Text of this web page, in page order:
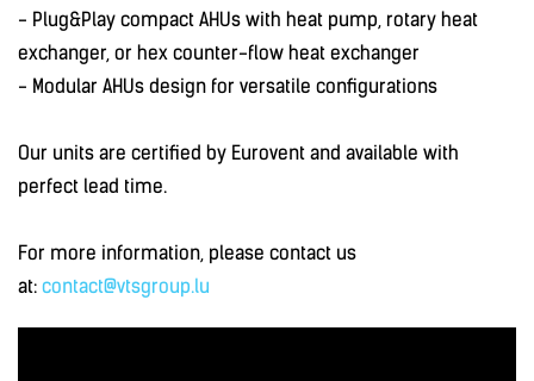
- Plug&Play compact AHUs with heat pump, rotary heat
exchanger, or hex counter-flow heat exchanger
- Modular AHUs design for versatile configurations
Our units are certified by Eurovent and available with
perfect lead time.
For more information, please contact us
at: contact@vtsgroup.lu